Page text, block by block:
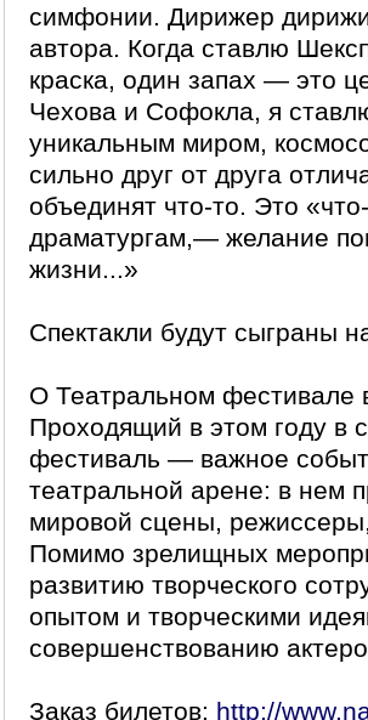
симфонии. Дирижер
автора. Когда ставлю
краска, один запах — это
Чехова и Софокла, я
уникальным миром,
сильно друг от друга
объединят что-то. Это
драматургам,— желание
жизни...»
Спектакли будут сыграны
О Театральном фестивале
Проходящий в этом году в
фестиваль — важное
театральной арене: в нем
мировой сцены,
Помимо зрелищных
развитию творческого
опытом и творческими
совершенствованию
Заказ билетов: http://